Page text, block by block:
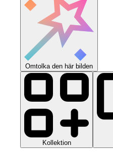
Omtolka den här bilden
Kollektion